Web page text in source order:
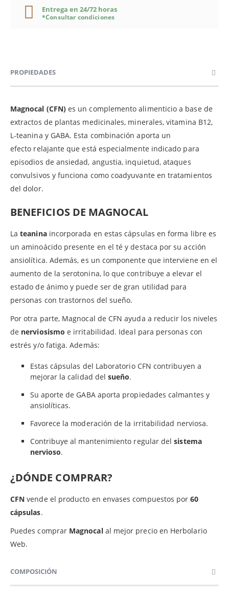
Entrega en 24/72 horas
*Consultar condiciones
PROPIEDADES
Magnocal (CFN)es un complemento alimenticio a base de
extractos de plantas medicinales, minerales, vitamina B12,
L-teanina y GABA. Esta combinación aporta un
efecto relajante que está especialmente indicado para
episodios de ansiedad, angustia, inquietud, ataques
convulsivos y funciona como coadyuvante en tratamientos
del dolor.
BENEFICIOS DE MAGNOCAL
Lateaninaincorporada en estas cápsulas en forma libre es
un aminoácido presente en el té y destaca por su acción
ansiolítica. Además, es un componente que interviene en el
aumento de la serotonina, lo que contribuye a elevar el
estado de ánimo y puede ser de gran utilidad para
personas con trastornos del sueño.
Por otra parte, Magnocal de CFN ayuda a reducir los niveles
de nerviosismo e irritabilidad. Ideal para personas con
estrés y/o fatiga. Además:
Estas cápsulas del Laboratorio CFN contribuyen a
mejorar la calidad delsueño.
Su aporte de GABA aporta propiedades calmantes y
ansiolíticas.
Favorece la moderación de la irritabilidad nerviosa.
Contribuye al mantenimiento regular delsistema
nervioso.
¿DÓNDE COMPRAR?
CFN vende el producto en envases compuestos por60
cápsulas.
Puedes comprar Magnocal al mejor precio en Herbolario
Web.
COMPOSICIÓN